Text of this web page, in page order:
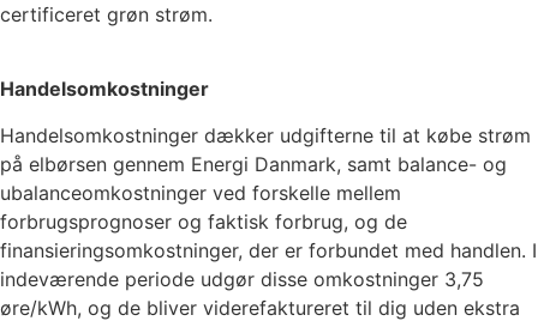
certificeret grøn strøm.
Handelsomkostninger
Handelsomkostninger dækker udgifterne til at købe strøm
på elbørsen gennem Energi Danmark, samt balance- og
ubalanceomkostninger ved forskelle mellem
forbrugsprognoser og faktisk forbrug, og de
finansieringsomkostninger, der er forbundet med handlen. I
indeværende periode udgør disse omkostninger 3,75
øre/kWh, og de bliver viderefaktureret til dig uden ekstra